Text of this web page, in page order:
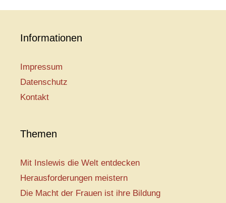
Informationen
Impressum
Datenschutz
Kontakt
Themen
Mit Inslewis die Welt entdecken
Herausforderungen meistern
Die Macht der Frauen ist ihre Bildung